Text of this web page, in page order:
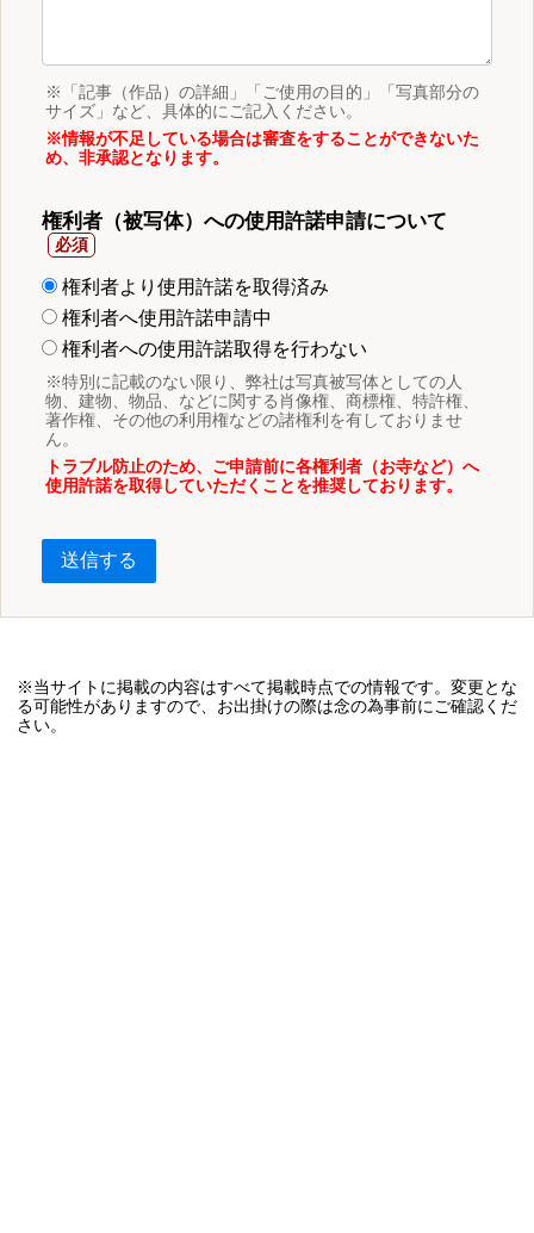
※「記事（作品）の詳細」「ご使用の目的」「写真部分の
サイズ」など、具体的にご記入ください。
※情報が不足している場合は審査をすることができないた
め、非承認となります。
権利者（被写体）への使用許諾申請について
権利者より使用許諾を取得済み
権利者へ使用許諾申請中
権利者への使用許諾取得を行わない
※特別に記載のない限り、弊社は写真被写体としての人
物、建物、物品、などに関する肖像権、商標権、特許権、
著作権、その他の利用権などの諸権利を有しておりませ
ん。
トラブル防止のため、ご申請前に各権利者（お寺など）へ
使用許諾を取得していただくことを推奨しております。
送信する
※当サイトに掲載の内容はすべて掲載時点での情報です。変更とな
る可能性がありますので、お出掛けの際は念の為事前にご確認くだ
さい。